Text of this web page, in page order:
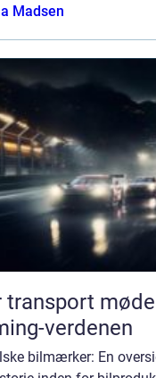
Madsen
transport
verdenen
bilmærker: En